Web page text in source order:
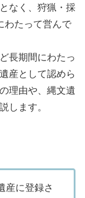
なく、狩猟・採
わたって営んで
長期間にわたっ
産として認めら
理由や、縄文遺
します。
産に登録さ